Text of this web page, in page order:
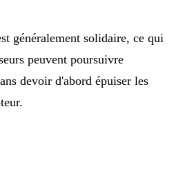
généralement solidaire, ce qui
peuvent poursuivre
devoir d'abord épuiser les